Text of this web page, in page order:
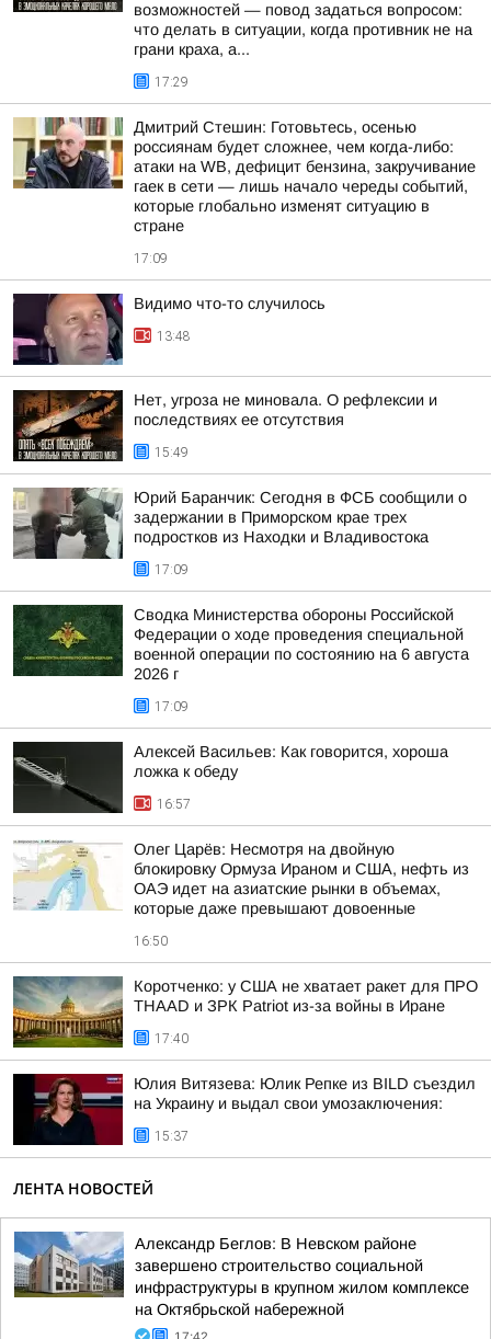
возможностей — повод задаться вопросом:
что делать в ситуации, когда противник не на
грани краха, а...
17:29
Дмитрий Стешин: Готовьтесь, осенью
россиянам будет сложнее, чем когда-либо:
атаки на WB, дефицит бензина, закручивание
гаек в сети — лишь начало череды событий,
которые глобально изменят ситуацию в
стране
17:09
Видимо что-то случилось
13:48
Нет, угроза не миновала. О рефлексии и
последствиях ее отсутствия
15:49
Юрий Баранчик: Сегодня в ФСБ сообщили о
задержании в Приморском крае трех
подростков из Находки и Владивостока
17:09
Сводка Министерства обороны Российской
Федерации о ходе проведения специальной
военной операции по состоянию на 6 августа
2026 г
17:09
Алексей Васильев: Как говорится, хороша
ложка к обеду
16:57
Олег Царёв: Несмотря на двойную
блокировку Ормуза Ираном и США, нефть из
ОАЭ идет на азиатские рынки в объемах,
которые даже превышают довоенные
16:50
Коротченко: у США не хватает ракет для ПРО
THAAD и ЗРК Patriot из-за войны в Иране
17:40
Юлия Витязева: Юлик Репке из BILD съездил
на Украину и выдал свои умозаключения:
15:37
ЛЕНТА НОВОСТЕЙ
Александр Беглов: В Невском районе
завершено строительство социальной
инфраструктуры в крупном жилом комплексе
на Октябрьской набережной